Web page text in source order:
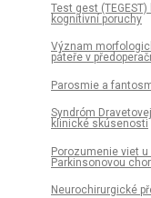
Test gest
kognitivní poruchy
Význam
páteře v
Parosmie a
Syndróm
klinické skúsenosti
Porozumenie viet
Parkinsonovou
Neurochirurgické